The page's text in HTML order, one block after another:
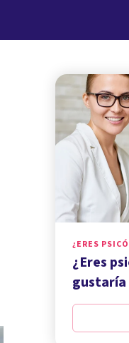
¿ERES
¿Eres
gustaría